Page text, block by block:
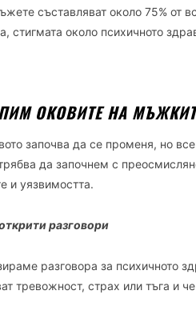
съставляват около 75% от
стигмата около психичното
ОКОВИТЕ НА
започва да се променя, но
да започнем с
и уязвимостта.
разговори
разговора за психичното
тревожност, страх или тъга и